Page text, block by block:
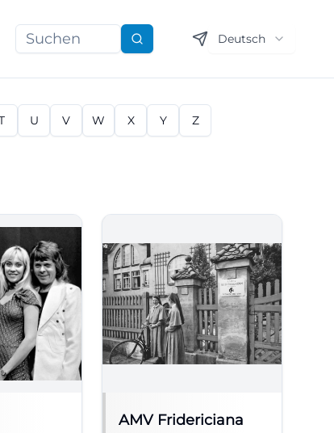
Suchen Deutsch
U V W X Y Z
AMV Fridericiana